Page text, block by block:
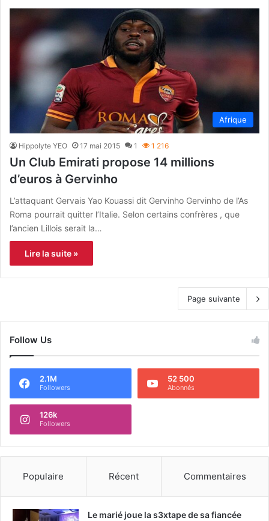
Afrique
Hippolyte YEO 17 mai 2015 1 1 216
Un Club Emirati propose 14 millions
d’euros à Gervinho
L’attaquant Gervais Yao Kouassi dit Gervinho Gervinho de l’As
Roma pourrait quitter l’Italie. Selon certains confrères , que
l’ancien Lillois serait la…
Lire la suite »
Page suivante
Follow Us
2.1M
Followers
52 500
Abonnés
126k
Followers
Populaire Récent Commentaires
Le marié joue la s3xtape de sa fiancée